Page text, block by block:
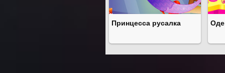
Принцесса русалка